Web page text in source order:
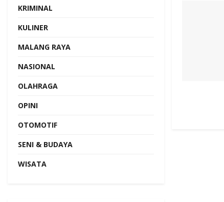
KRIMINAL
KULINER
MALANG RAYA
NASIONAL
OLAHRAGA
OPINI
OTOMOTIF
SENI & BUDAYA
WISATA